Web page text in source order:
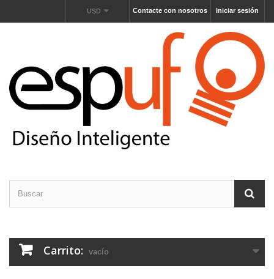
Iniciar sesión
Contacte con nosotros
USD
Carrito: vacío